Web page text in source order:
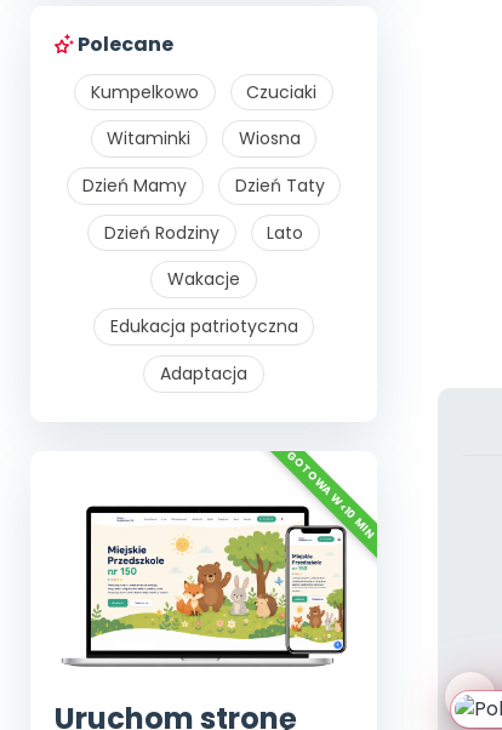
Polecane
Kumpelkowo
Czuciaki
Witaminki
Wiosna
Dzień Mamy
Dzień Taty
Dzień Rodziny
Lato
Wakacje
Edukacja patriotyczna
Adaptacja
Uruchom stronę